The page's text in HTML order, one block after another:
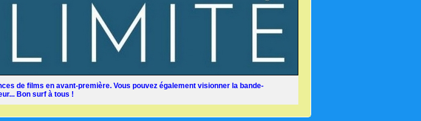
de films en avant-première. Vous pouvez également visionner la bande-
Bon surf à tous !